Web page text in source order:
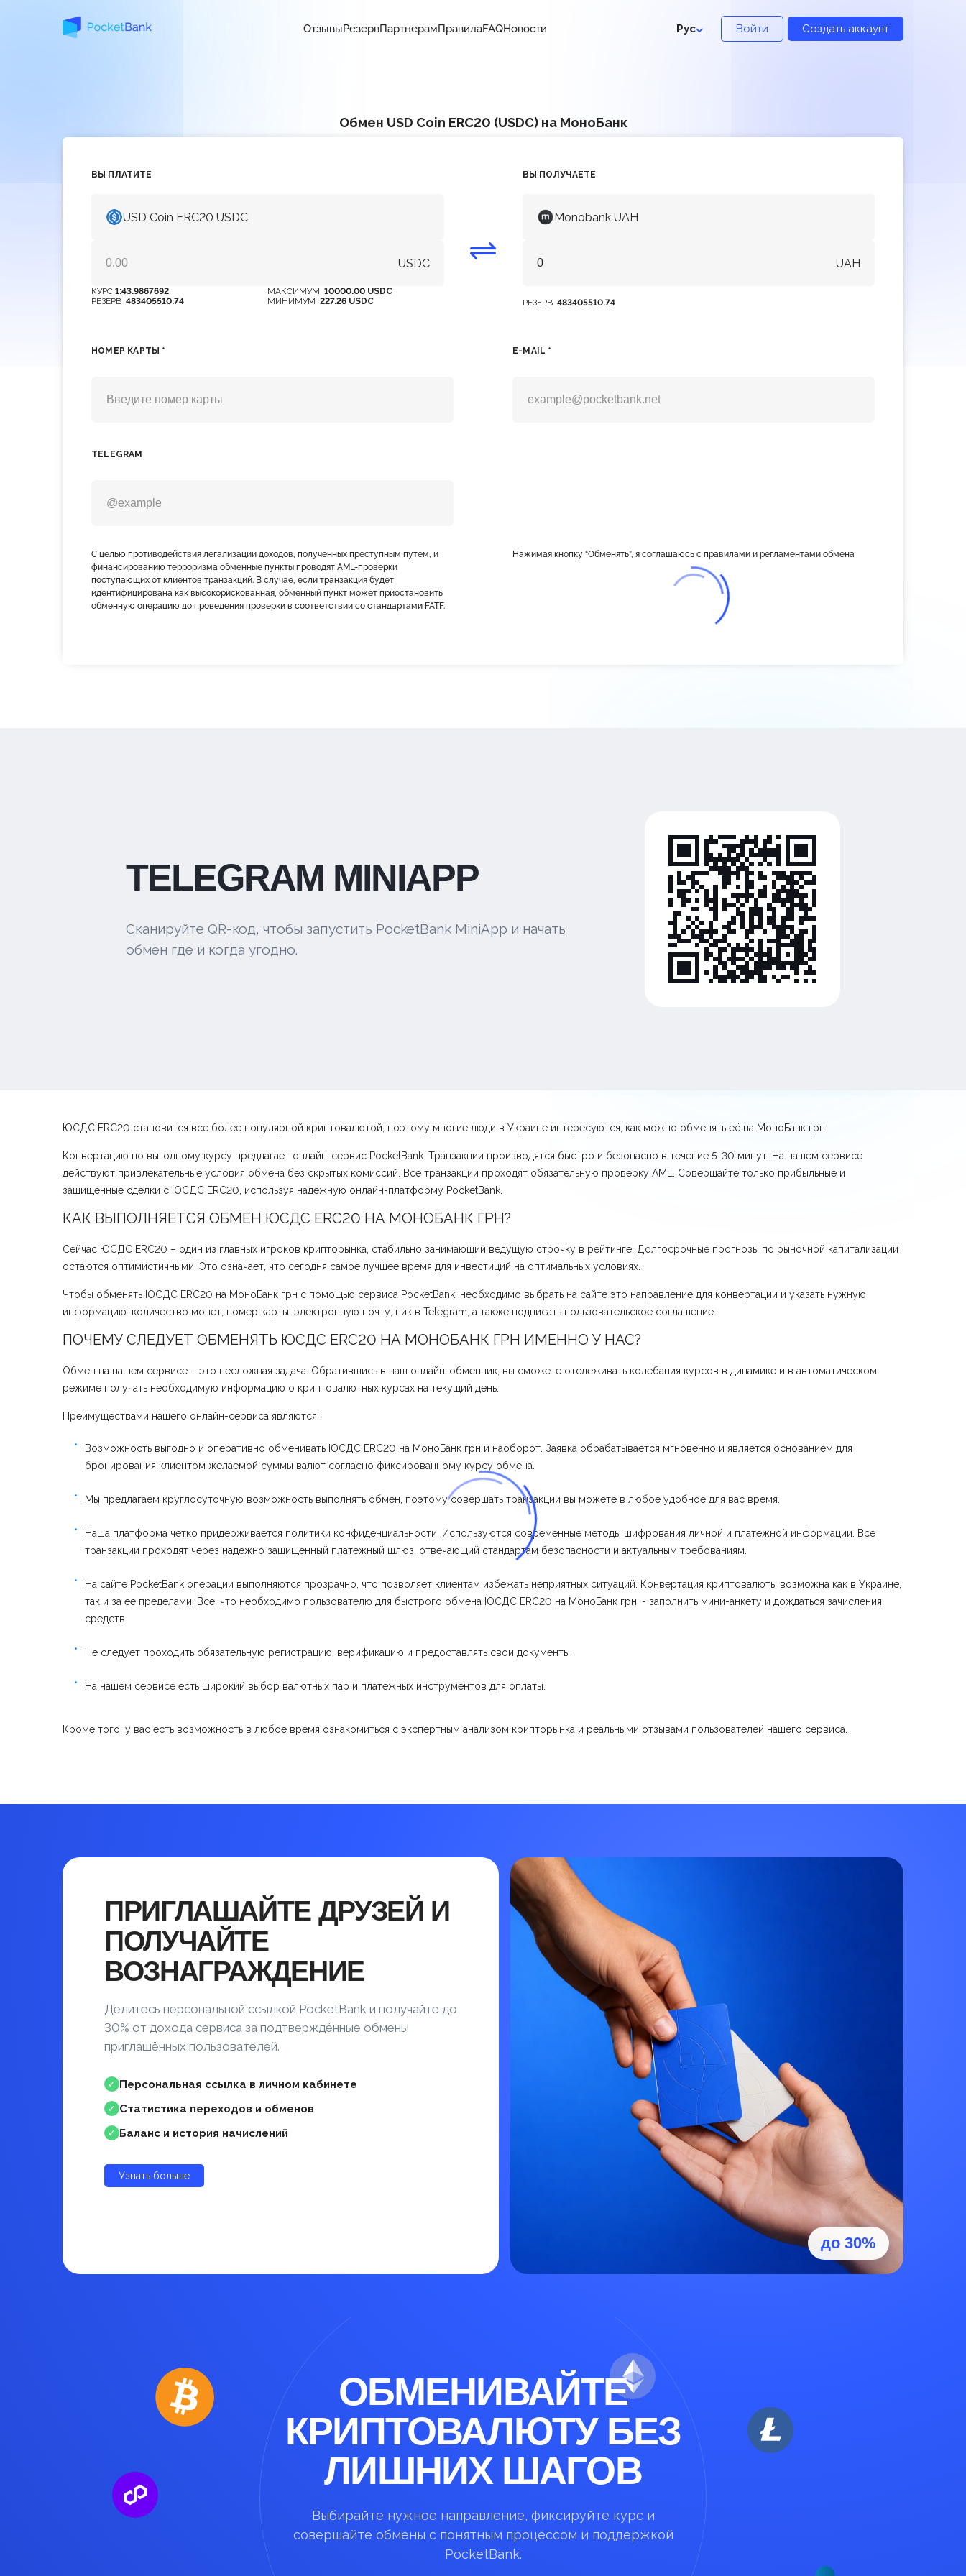
ОтзывыРезервПартнерамПравилаFAQНовости Рус Войти Создать аккаунт
Обмен USD Coin ERC20 (USDC) на МоноБанк
ВЫ ПЛАТИТЕ
USD Coin ERC20 USDC
USDC
РЕЗЕРВ 483405510.74
КУРС 1:43.9867692
МИНИМУМ227.26 USDC
МАКСИМУМ10000.00 USDC
ВЫ ПОЛУЧАЕТЕ
Monobank UAH
UAH
РЕЗЕРВ 483405510.74
НОМЕР КАРТЫ * E-MAIL *
TELEGRAM
С целью противодействия легализации доходов, полученных преступным путем, и
финансированию терроризма обменные пункты проводят AML-проверки
поступающих от клиентов транзакций. В случае, если транзакция будет
идентифицирована как высокорискованная, обменный пункт может приостановить
обменную операцию до проведения проверки в соответствии со стандартами FATF.
Нажимая кнопку “Обменять”, я соглашаюсь с правилами и регламентами обмена
TELEGRAM MINIAPP
Сканируйте QR-код, чтобы запустить PocketBank MiniApp и начать
обмен где и когда угодно.
ЮСДС ERC20 становится все более популярной криптовалютой, поэтому многие люди в Украине интересуются, как можно обменять её на МоноБанк грн.
Конвертацию по выгодному курсу предлагает онлайн-сервис PocketBank. Транзакции производятся быстро и безопасно в течение 5-30 минут. На нашем сервисе
действуют привлекательные условия обмена без скрытых комиссий. Все транзакции проходят обязательную проверку AML. Совершайте только прибыльные и
защищенные сделки с ЮСДС ERC20, используя надежную онлайн-платформу PocketBank.
КАК ВЫПОЛНЯЕТСЯ ОБМЕН ЮСДС ERC20 НА МОНОБАНК ГРН?
Сейчас ЮСДС ERC20 – один из главных игроков крипторынка, стабильно занимающий ведущую строчку в рейтинге. Долгосрочные прогнозы по рыночной капитализации
остаются оптимистичными. Это означает, что сегодня самое лучшее время для инвестиций на оптимальных условиях.
Чтобы обменять ЮСДС ERC20 на МоноБанк грн с помощью сервиса PocketBank, необходимо выбрать на сайте это направление для конвертации и указать нужную
информацию: количество монет, номер карты, электронную почту, ник в Telegram, а также подписать пользовательское соглашение.
ПОЧЕМУ СЛЕДУЕТ ОБМЕНЯТЬ ЮСДС ERC20 НА МОНОБАНК ГРН ИМЕННО У НАС?
Обмен на нашем сервисе – это несложная задача. Обратившись в наш онлайн-обменник, вы сможете отслеживать колебания курсов в динамике и в автоматическом
режиме получать необходимую информацию о криптовалютных курсах на текущий день.
Преимуществами нашего онлайн-сервиса являются:
Возможность выгодно и оперативно обменивать ЮСДС ERC20 на МоноБанк грн и наоборот. Заявка обрабатывается мгновенно и является основанием для
бронирования клиентом желаемой суммы валют согласно фиксированному курсу обмена.
Мы предлагаем круглосуточную возможность выполнять обмен, поэтому совершать транзакции вы можете в любое удобное для вас время.
Наша платформа четко придерживается политики конфиденциальности. Используются современные методы шифрования личной и платежной информации. Все
транзакции проходят через надежно защищенный платежный шлюз, отвечающий стандартам безопасности и актуальным требованиям.
На сайте PocketBank операции выполняются прозрачно, что позволяет клиентам избежать неприятных ситуаций. Конвертация криптовалюты возможна как в Украине,
так и за ее пределами. Все, что необходимо пользователю для быстрого обмена ЮСДС ERC20 на МоноБанк грн, - заполнить мини-анкету и дождаться зачисления
средств.
Не следует проходить обязательную регистрацию, верификацию и предоставлять свои документы.
На нашем сервисе есть широкий выбор валютных пар и платежных инструментов для оплаты.
Кроме того, у вас есть возможность в любое время ознакомиться с экспертным анализом крипторынка и реальными отзывами пользователей нашего сервиса.
ПРИГЛАШАЙТЕ ДРУЗЕЙ И
ПОЛУЧАЙТЕ
ВОЗНАГРАЖДЕНИЕ
Делитесь персональной ссылкой PocketBank и получайте до
30% от дохода сервиса за подтверждённые обмены
приглашённых пользователей.
✓ Персональная ссылка в личном кабинете
✓ Статистика переходов и обменов
✓ Баланс и история начислений
Узнать больше
до 30%
ОБМЕНИВАЙТЕ
КРИПТОВАЛЮТУ БЕЗ
ЛИШНИХ ШАГОВ
Выбирайте нужное направление, фиксируйте курс и
совершайте обмены с понятным процессом и поддержкой
PocketBank.